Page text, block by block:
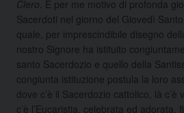
Clero . È per me motivo di profonda
Sacerdoti nel giorno del Giovedì
quale, per imprescindibile disegno
nostro Signore ha istituito
santo Sacerdozio e quello della
congiunta istituzione postula la loro
dove c’è il Sacerdozio cattolico, là
c’è l’Eucaristia, celebrata ed adorata,